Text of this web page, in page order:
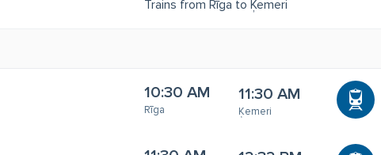
Trains from Rīga to Ķemeri
10:30 AM
Rīga
11:30 AM
Ķemeri